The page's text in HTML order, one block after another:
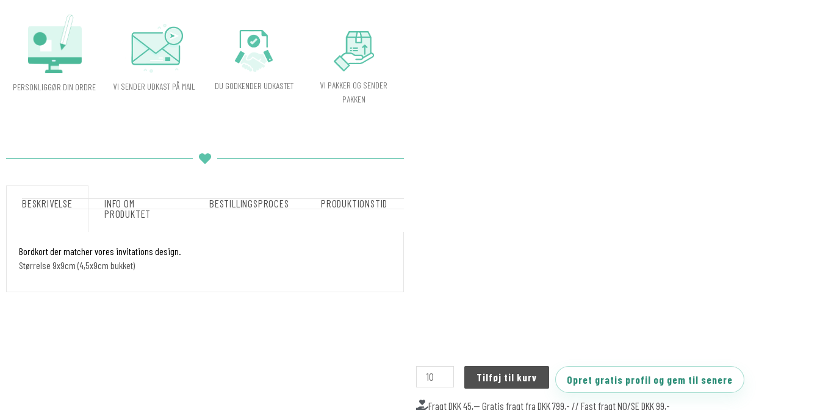
PERSONLIGGØR DIN ORDRE VI SENDER UDKAST PÅ MAIL DU GODKENDER UDKASTET
VI PAKKER OG SENDER
PAKKEN
BESKRIVELSE
INFO OM
PRODUKTET
BESTILLINGSPROCES PRODUKTIONSTID
Bordkort der matcher vores invitations design.
Størrelse 9x9cm (4,5x9cm bukket)
Tilføj til kurv Opret gratis profil og gem til senere
Fragt DKK 45,-- Gratis fragt fra DKK 799,- // Fast fragt NO/SE DKK 99,-